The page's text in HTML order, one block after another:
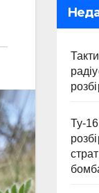
Ту-